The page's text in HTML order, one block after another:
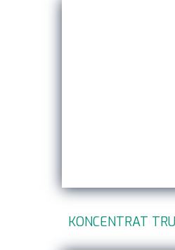
KONCENTRAT